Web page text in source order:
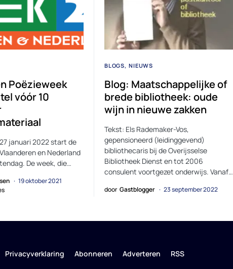
Poëzieweek
vóór 10
januari 2022 start de
en Nederland
De week, die…
19 oktober 2021
BLOGS NIEUWS
Blog: Maatschappelijke of
brede bibliotheek: oude
wijn in nieuwe zakken
Tekst: Els Rademaker-Vos,
gepensioneerd (leidinggevend)
bibliothecaris bij de Overijsselse
Bibliotheek Dienst en tot 2006
consulent voortgezet onderwijs. Vanaf…
door Gastblogger 23 september 2022
Privacyverklaring Abonneren Adverteren RSS